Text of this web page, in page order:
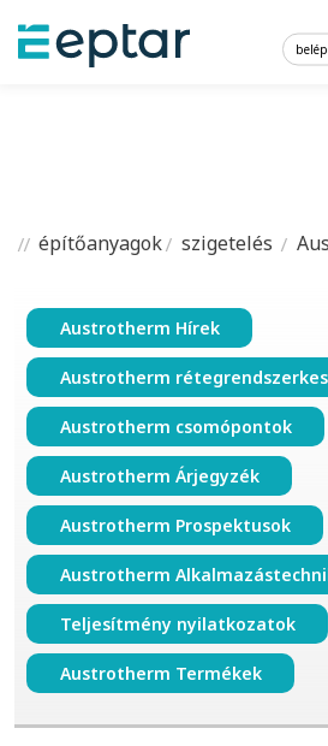
építőanyagok szigetelés
Austrotherm Hírek
Austrotherm
Austrotherm csomópontok
Austrotherm Árjegyzék
Austrotherm Prospektusok
Austrotherm
Teljesítmény nyilatkozatok
Austrotherm Termékek